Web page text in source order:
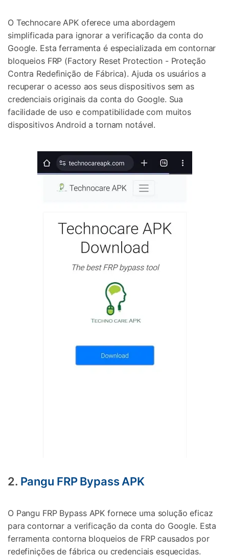
O Technocare APK oferece uma abordagem
simplificada para ignorar a verificação da conta do
Google. Esta ferramenta é especializada em contornar
bloqueios FRP (Factory Reset Protection - Proteção
Contra Redefinição de Fábrica). Ajuda os usuários a
recuperar o acesso aos seus dispositivos sem as
credenciais originais da conta do Google. Sua
facilidade de uso e compatibilidade com muitos
dispositivos Android a tornam notável.
2. Pangu FRP Bypass APK
O Pangu FRP Bypass APK fornece uma solução eficaz
para contornar a verificação da conta do Google. Esta
ferramenta contorna bloqueios de FRP causados por
redefinições de fábrica ou credenciais esquecidas.